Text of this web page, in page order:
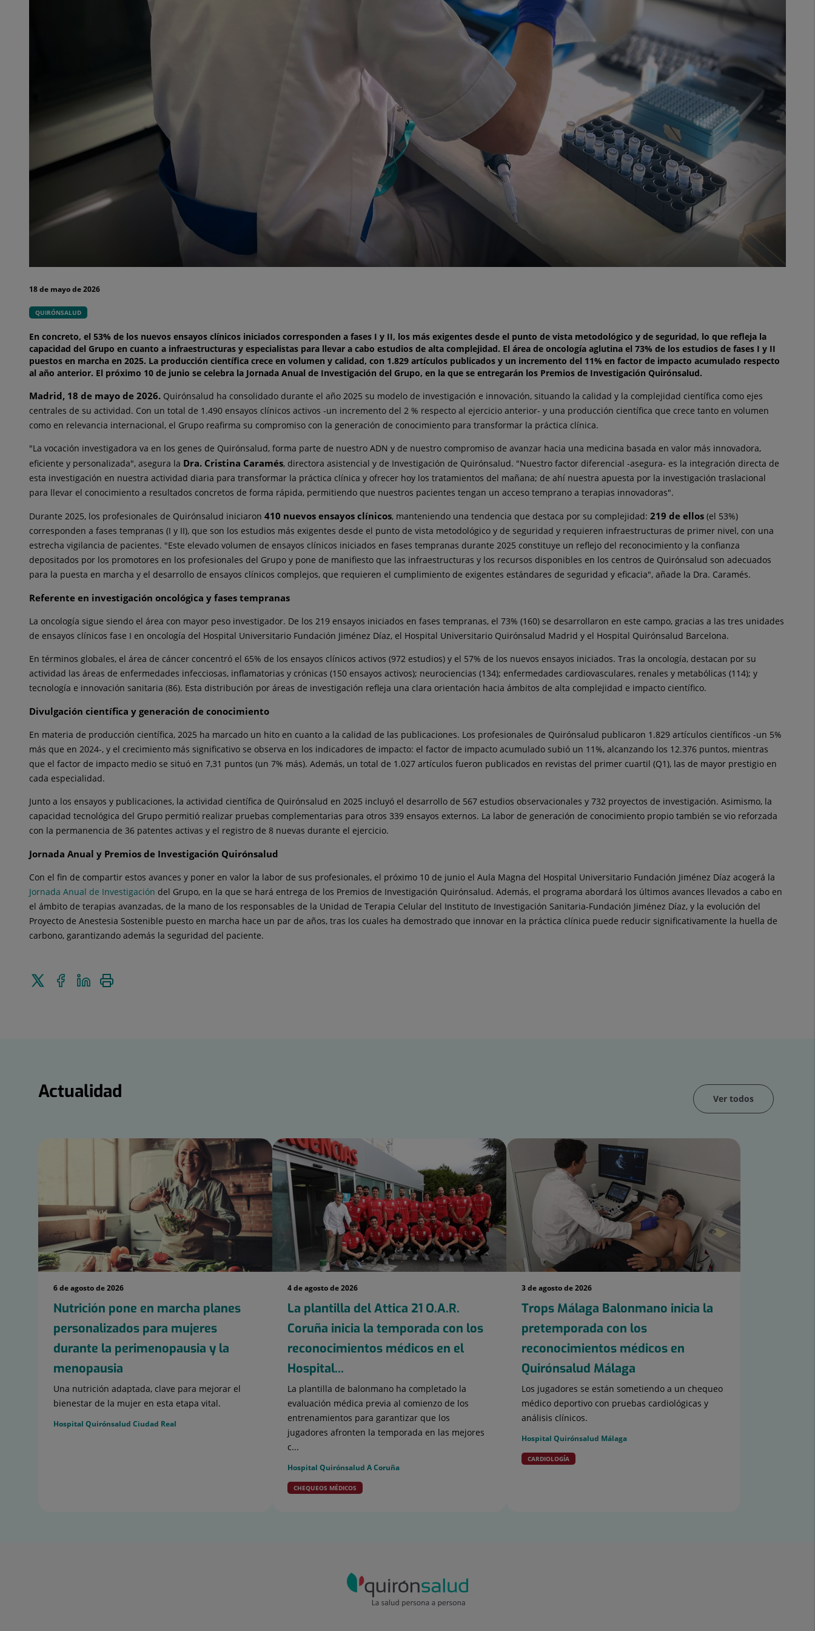
18 de mayo de 2026
QUIRÓNSALUD
En concreto, el 53% de los nuevos ensayos clínicos iniciados corresponden a fases I y II, los más exigentes desde el punto de vista metodológico y de seguridad, lo que refleja la
capacidad del Grupo en cuanto a infraestructuras y especialistas para llevar a cabo estudios de alta complejidad. El área de oncología aglutina el 73% de los estudios de fases I y II
puestos en marcha en 2025. La producción científica crece en volumen y calidad, con 1.829 artículos publicados y un incremento del 11% en factor de impacto acumulado respecto
al año anterior. El próximo 10 de junio se celebra la Jornada Anual de Investigación del Grupo, en la que se entregarán los Premios de Investigación Quirónsalud.
Madrid, 18 de mayo de 2026. Quirónsalud ha consolidado durante el año 2025 su modelo de investigación e innovación, situando la calidad y la complejidad científica como ejes
centrales de su actividad. Con un total de 1.490 ensayos clínicos activos -un incremento del 2 % respecto al ejercicio anterior- y una producción científica que crece tanto en volumen
como en relevancia internacional, el Grupo reafirma su compromiso con la generación de conocimiento para transformar la práctica clínica.
"La vocación investigadora va en los genes de Quirónsalud, forma parte de nuestro ADN y de nuestro compromiso de avanzar hacia una medicina basada en valor más innovadora,
eficiente y personalizada", asegura la Dra. Cristina Caramés, directora asistencial y de Investigación de Quirónsalud. "Nuestro factor diferencial -asegura- es la integración directa de
esta investigación en nuestra actividad diaria para transformar la práctica clínica y ofrecer hoy los tratamientos del mañana; de ahí nuestra apuesta por la investigación traslacional
para llevar el conocimiento a resultados concretos de forma rápida, permitiendo que nuestros pacientes tengan un acceso temprano a terapias innovadoras".
Durante 2025, los profesionales de Quirónsalud iniciaron 410 nuevos ensayos clínicos, manteniendo una tendencia que destaca por su complejidad: 219 de ellos (el 53%)
corresponden a fases tempranas (I y II), que son los estudios más exigentes desde el punto de vista metodológico y de seguridad y requieren infraestructuras de primer nivel, con una
estrecha vigilancia de pacientes. "Este elevado volumen de ensayos clínicos iniciados en fases tempranas durante 2025 constituye un reflejo del reconocimiento y la confianza
depositados por los promotores en los profesionales del Grupo y pone de manifiesto que las infraestructuras y los recursos disponibles en los centros de Quirónsalud son adecuados
para la puesta en marcha y el desarrollo de ensayos clínicos complejos, que requieren el cumplimiento de exigentes estándares de seguridad y eficacia", añade la Dra. Caramés.
Referente en investigación oncológica y fases tempranas
La oncología sigue siendo el área con mayor peso investigador. De los 219 ensayos iniciados en fases tempranas, el 73% (160) se desarrollaron en este campo, gracias a las tres unidades
de ensayos clínicos fase I en oncología del Hospital Universitario Fundación Jiménez Díaz, el Hospital Universitario Quirónsalud Madrid y el Hospital Quirónsalud Barcelona.
En términos globales, el área de cáncer concentró el 65% de los ensayos clínicos activos (972 estudios) y el 57% de los nuevos ensayos iniciados. Tras la oncología, destacan por su
actividad las áreas de enfermedades infecciosas, inflamatorias y crónicas (150 ensayos activos); neurociencias (134); enfermedades cardiovasculares, renales y metabólicas (114); y
tecnología e innovación sanitaria (86). Esta distribución por áreas de investigación refleja una clara orientación hacia ámbitos de alta complejidad e impacto científico.
Divulgación científica y generación de conocimiento
En materia de producción científica, 2025 ha marcado un hito en cuanto a la calidad de las publicaciones. Los profesionales de Quirónsalud publicaron 1.829 artículos científicos -un 5%
más que en 2024-, y el crecimiento más significativo se observa en los indicadores de impacto: el factor de impacto acumulado subió un 11%, alcanzando los 12.376 puntos, mientras
que el factor de impacto medio se situó en 7,31 puntos (un 7% más). Además, un total de 1.027 artículos fueron publicados en revistas del primer cuartil (Q1), las de mayor prestigio en
cada especialidad.
Junto a los ensayos y publicaciones, la actividad científica de Quirónsalud en 2025 incluyó el desarrollo de 567 estudios observacionales y 732 proyectos de investigación. Asimismo, la
capacidad tecnológica del Grupo permitió realizar pruebas complementarias para otros 339 ensayos externos. La labor de generación de conocimiento propio también se vio reforzada
con la permanencia de 36 patentes activas y el registro de 8 nuevas durante el ejercicio.
Jornada Anual y Premios de Investigación Quirónsalud
Con el fin de compartir estos avances y poner en valor la labor de sus profesionales, el próximo 10 de junio el Aula Magna del Hospital Universitario Fundación Jiménez Díaz acogerá la
Jornada Anual de Investigación del Grupo, en la que se hará entrega de los Premios de Investigación Quirónsalud. Además, el programa abordará los últimos avances llevados a cabo en
el ámbito de terapias avanzadas, de la mano de los responsables de la Unidad de Terapia Celular del Instituto de Investigación Sanitaria-Fundación Jiménez Díaz, y la evolución del
Proyecto de Anestesia Sostenible puesto en marcha hace un par de años, tras los cuales ha demostrado que innovar en la práctica clínica puede reducir significativamente la huella de
carbono, garantizando además la seguridad del paciente.
Enviar
Compartir
en
Compartir
Actualidad
6 de agosto de 2026
Nutrición pone en marcha planes
personalizados para mujeres
durante la perimenopausia y la
menopausia
Una nutrición adaptada, clave para mejorar el
bienestar de la mujer en esta etapa vital.
Hospital Quirónsalud Ciudad Real
4 de agosto de 2026
La plantilla del Attica 21 O.A.R.
Coruña inicia la temporada con los
reconocimientos médicos en el
Hospital...
La plantilla de balonmano ha completado la
evaluación médica previa al comienzo de los
entrenamientos para garantizar que los
jugadores afronten la temporada en las mejores
c...
Hospital Quirónsalud A Coruña
CHEQUEOS MÉDICOS
3 de agosto de 2026
Trops Málaga Balonmano inicia la
pretemporada con los
reconocimientos médicos en
Quirónsalud Málaga
Los jugadores se están sometiendo a un chequeo
médico deportivo con pruebas cardiológicas y
análisis clínicos.
Hospital Quirónsalud Málaga
CARDIOLOGÍA
Ver todos